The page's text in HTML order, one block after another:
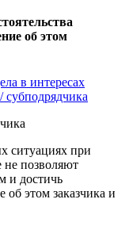
об этом
в интересах
субподрядчика
ситуациях при
не позволяют
и достичь
об этом заказчика и